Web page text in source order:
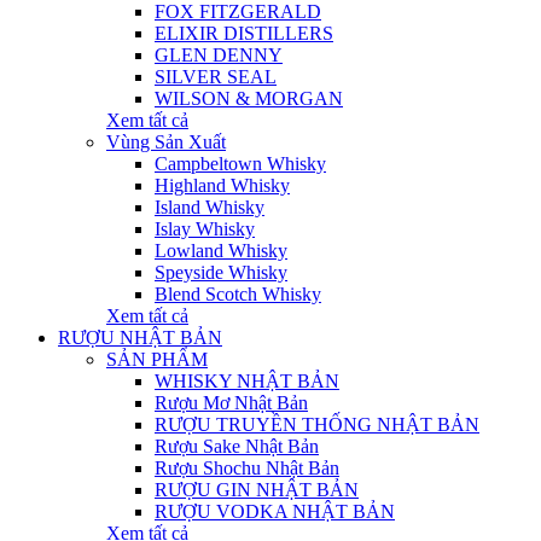
FOX FITZGERALD
ELIXIR DISTILLERS
GLEN DENNY
SILVER SEAL
WILSON & MORGAN
Xem tất cả
Vùng Sản Xuất
Campbeltown Whisky
Highland Whisky
Island Whisky
Islay Whisky
Lowland Whisky
Speyside Whisky
Blend Scotch Whisky
Xem tất cả
RƯỢU NHẬT BẢN
SẢN PHẨM
WHISKY NHẬT BẢN
Rượu Mơ Nhật Bản
RƯỢU TRUYỀN THỐNG NHẬT BẢN
Rượu Sake Nhật Bản
Rượu Shochu Nhật Bản
RƯỢU GIN NHẬT BẢN
RƯỢU VODKA NHẬT BẢN
Xem tất cả